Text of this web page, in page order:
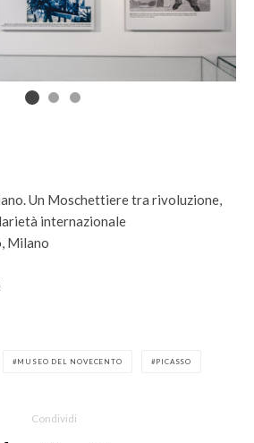
Un Moschettiere tra rivoluzione,
internazionale
Milano
MUSEO DEL NOVECENTO PICASSO
Condividi